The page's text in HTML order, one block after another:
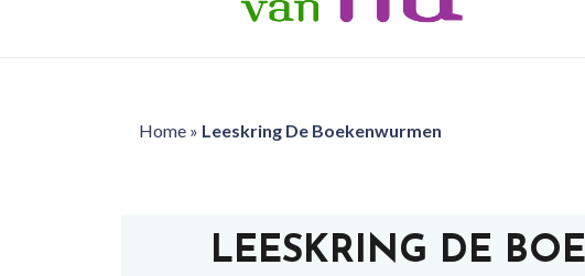
Home» Leeskring De Boekenwurmen
LEESKRING DE